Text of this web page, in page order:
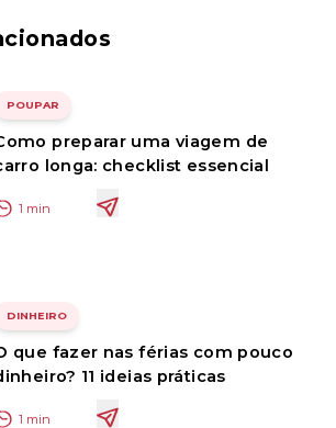
POUPAR
preparar uma viagem de
longa: checklist essencial
1 min
DINHEIRO
que fazer nas férias com pouco
11 ideias práticas
1 min